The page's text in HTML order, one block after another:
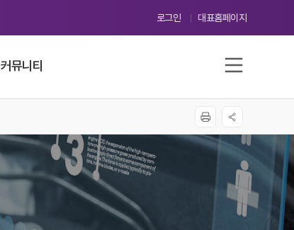
로그인 대표홈페이지
커뮤니티